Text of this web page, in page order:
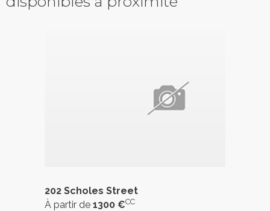
202 Scholes Street
À partir de 1300 €CC